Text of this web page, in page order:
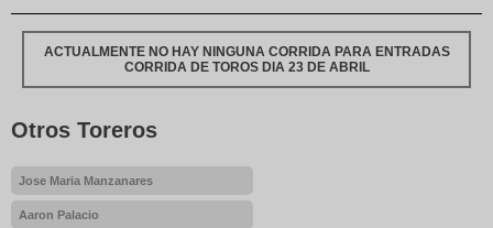
ACTUALMENTE NO HAY NINGUNA CORRIDA PARA ENTRADAS
CORRIDA DE TOROS DIA 23 DE ABRIL
Otros Toreros
Jose Maria Manzanares
Aaron Palacio